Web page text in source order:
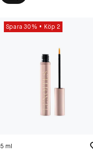
Spara 30% Köp 2
5 ml